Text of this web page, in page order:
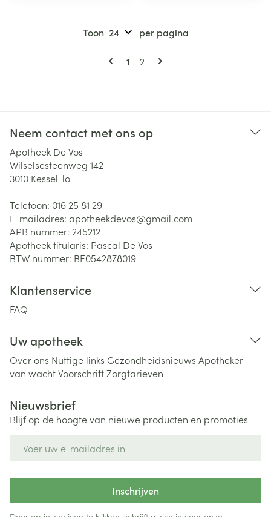
Pagina's
U lees momenteel pagina
1 Pagina
2
Toon per pagina
Neem contact met ons op
Apotheek De Vos
Wilselsesteenweg 142
3010 Kessel-lo
Telefoon: 016 25 81 29
E-mailadres: apotheekdevos@gmail.com
APB nummer: 245212
Apotheek titularis: Pascal De Vos
BTW nummer: BE0542878019
Klantenservice
FAQ
Uw apotheek
Over ons Nuttige links Gezondheidsnieuws Apotheker
van wachtVoorschriftZorgtarieven
Nieuwsbrief
Blijf op de hoogte van nieuwe producten en promoties
Inschrijven